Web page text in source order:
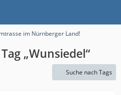
im Nürnberger Land!
„Wunsiedel“
Suche nach Tags